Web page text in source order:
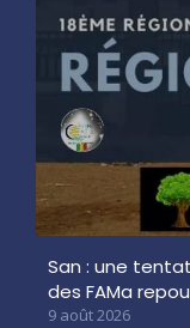
San : une
des FAMa
9 août 2026